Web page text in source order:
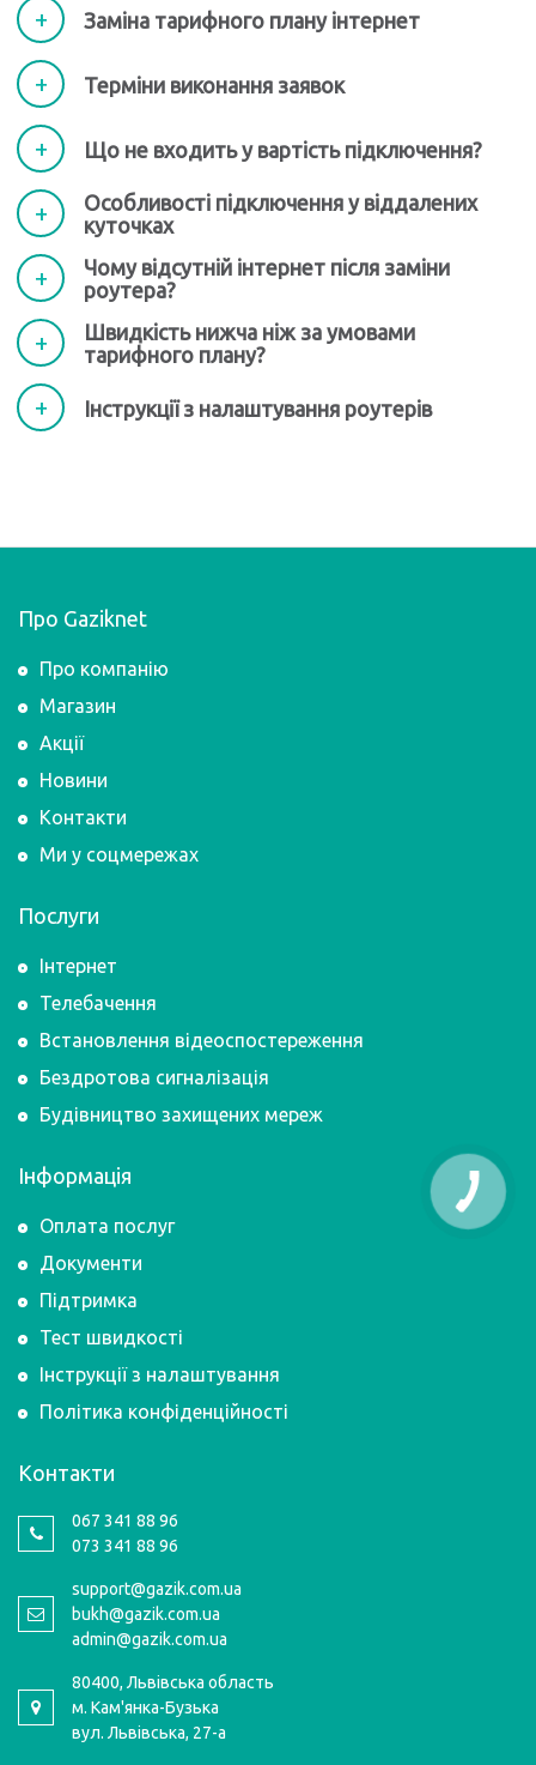
Заміна тарифного плану інтернет
Терміни виконання заявок
Що не входить у вартість підключення?
Особливості підключення у віддалених
куточках
Чому відсутній інтернет після заміни
роутера?
Швидкість нижча ніж за умовами
тарифного плану?
Інструкції з налаштування роутерів
Про Gaziknet
Про компанію
Магазин
Акції
Новини
Контакти
Ми у соцмережах
Послуги
Інтернет
Телебачення
Встановлення відеоспостереження
Бездротова сигналізація
Будівництво захищених мереж
Інформація
Оплата послуг
Документи
Підтримка
Тест швидкості
Інструкції з налаштування
Політика конфіденційності
Контакти
067 341 88 96
073 341 88 96
support@gazik.com.ua
bukh@gazik.com.ua
admin@gazik.com.ua
80400, Львівська область
м. Кам'янка-Бузька
вул. Львівська, 27-а